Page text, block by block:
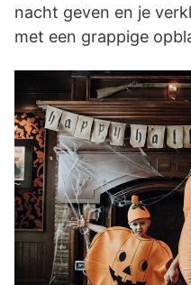
nacht geven en je
met een grappige